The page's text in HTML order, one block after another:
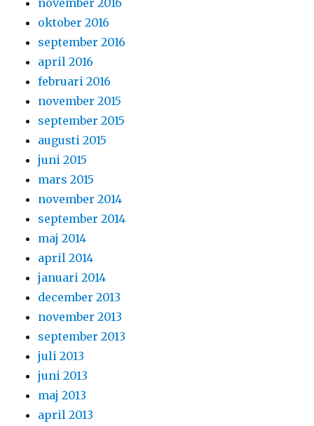
november 2016
oktober 2016
september 2016
april 2016
februari 2016
november 2015
september 2015
augusti 2015
juni 2015
mars 2015
november 2014
september 2014
maj 2014
april 2014
januari 2014
december 2013
november 2013
september 2013
juli 2013
juni 2013
maj 2013
april 2013